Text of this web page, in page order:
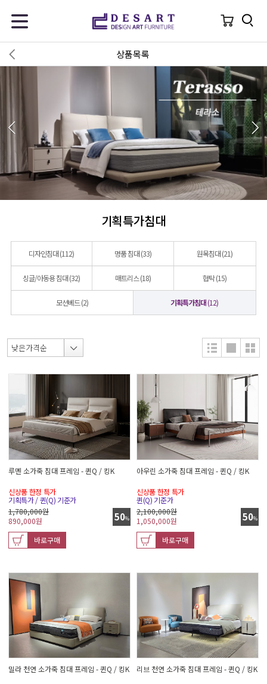
상품목록
기획특가침대
디자인침대(112) 명품 침대(33) 원목침대(21)
싱글/아동용 침대(32) 매트리스(18) 협탁(15)
모션베드(2) 기획특가침대(12)
루멘 소가죽 침대 프레임 - 퀸Q / 킹K
신상품 한정 특가
기획특가 / 퀸(Q) 기준가
50%
1,780,000원
890,000원
바로구매
아우린 소가죽 침대 프레임 - 퀸Q / 킹K
신상품 한정 특가
퀸(Q) 기준가
50%
2,100,000원
1,050,000원
바로구매
밀라 천연 소가죽 침대 프레임 - 퀸Q / 킹K 리브 천연 소가죽 침대 프레임 - 퀸Q / 킹K